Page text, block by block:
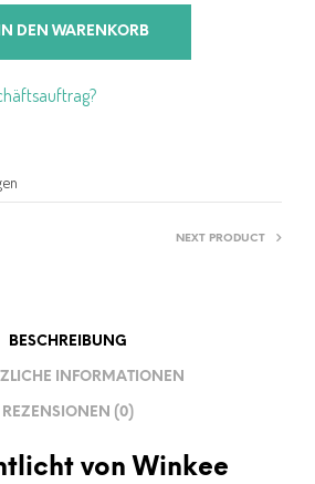
€19,99 €.
IN DEN WARENKORB
NEXT PRODUCT
BESCHREIBUNG
INFORMATIONEN
REZENSIONEN (0)
von Winkee